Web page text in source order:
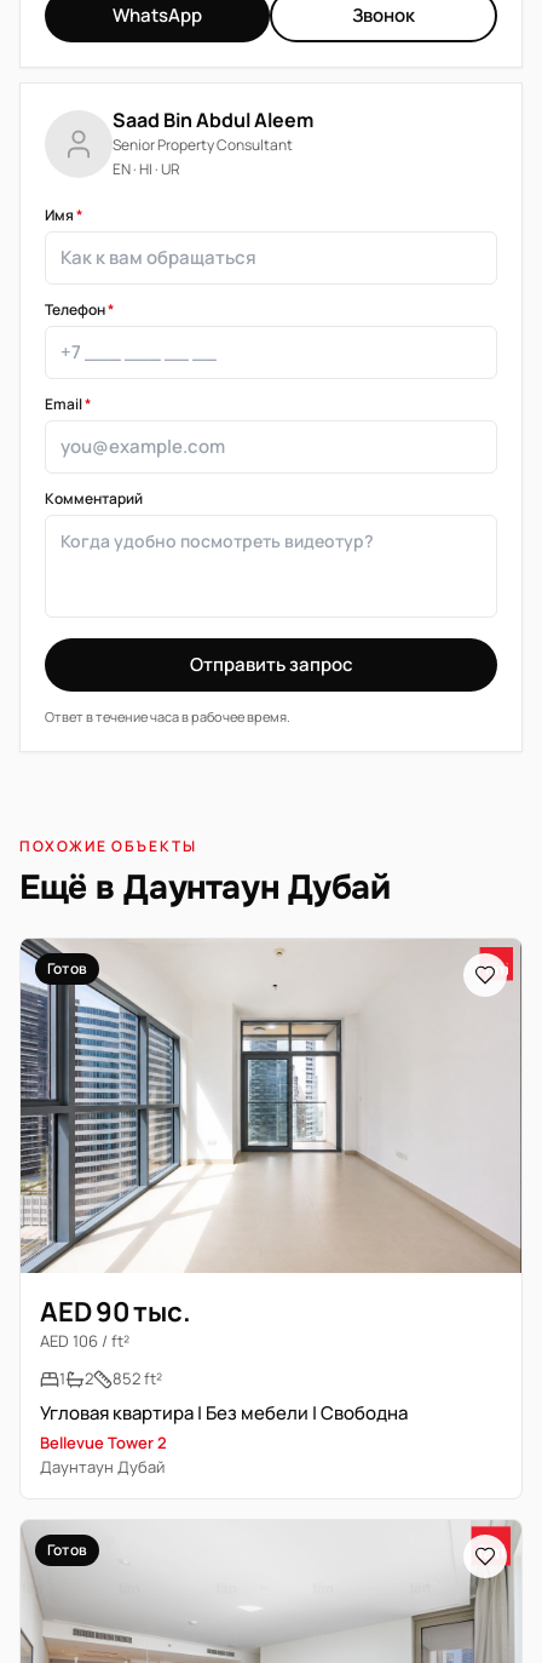
WhatsApp Звонок
Saad Bin Abdul Aleem
Senior Property Consultant
EN · HI · UR
Имя*
Телефон*
Email*
Комментарий
Отправить запрос
Ответ в течение часа в рабочее время.
ПОХОЖИЕ ОБЪЕКТЫ
Ещё в Даунтаун Дубай
Готов
AED 90 тыс.
AED 106 / ft²
1
2 852 ft²
Угловая квартира | Без мебели | Свободна
Bellevue Tower 2
Даунтаун Дубай
Готов